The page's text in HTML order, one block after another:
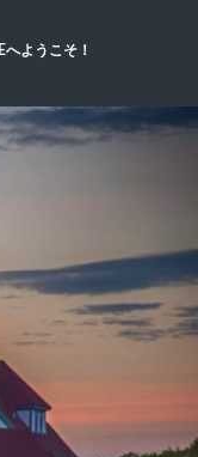
ようこそ！